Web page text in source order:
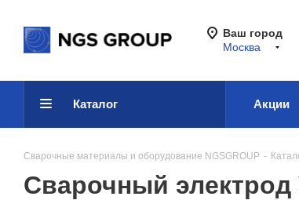
Ваш город
Москва
Каталог Акции
Сварочные материалы и оборудование NGSGROUP -
Сварочный